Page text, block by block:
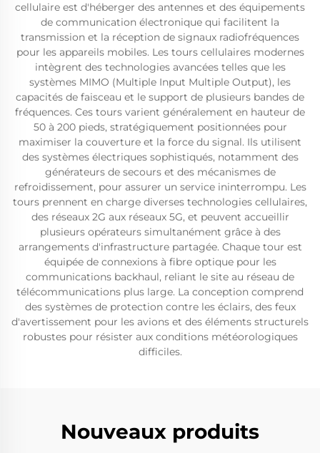
cellulaire est d'héberger des antennes et des équipements
de communication électronique qui facilitent la
transmission et la réception de signaux radiofréquences
pour les appareils mobiles. Les tours cellulaires modernes
intègrent des technologies avancées telles que les
systèmes MIMO (Multiple Input Multiple Output), les
capacités de faisceau et le support de plusieurs bandes de
fréquences. Ces tours varient généralement en hauteur de
50 à 200 pieds, stratégiquement positionnées pour
maximiser la couverture et la force du signal. Ils utilisent
des systèmes électriques sophistiqués, notamment des
générateurs de secours et des mécanismes de
refroidissement, pour assurer un service ininterrompu. Les
tours prennent en charge diverses technologies cellulaires,
des réseaux 2G aux réseaux 5G, et peuvent accueillir
plusieurs opérateurs simultanément grâce à des
arrangements d'infrastructure partagée. Chaque tour est
équipée de connexions à fibre optique pour les
communications backhaul, reliant le site au réseau de
télécommunications plus large. La conception comprend
des systèmes de protection contre les éclairs, des feux
d'avertissement pour les avions et des éléments structurels
robustes pour résister aux conditions météorologiques
difficiles.
Nouveaux produits